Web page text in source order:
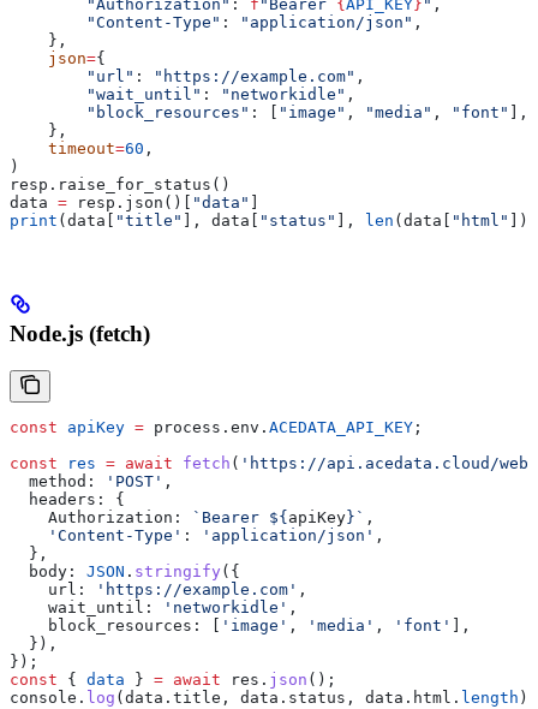
        "Authorization"
: f "Bearer {API_KEY} " ,
        "Content-Type"
: "application/json" ,
    },
    json
={
        "url"
: "https://example.com" ,
        "wait_until"
: "networkidle" ,
        "block_resources"
: [ "image" , "media" , "font" ],
    },
    timeout
=60 ,
)
resp.raise_for_status()
data = resp.json()[ "data" ]
print (data[ "title" ], data[ "status" ], len (data[ "html" ]))
Node.js (fetch)
const apiKey = process . env . ACEDATA_API_KEY ;
const res = await fetch ( 'https://api.acedata.cloud/
  method:
'POST' ,
  headers:
{
    Authorization:
`Bearer ${ apiKey} ` ,
    'Content-Type'
: 'application/json' ,
  },
  body:
JSON . stringify ({
    url:
'https://example.com' ,
    wait_until:
'networkidle' ,
    block_resources:
'image' , 'media' , 'font'
],
  }),
});
const { data } = await res . json ();
console . log ( data . title , data . status , data . html . length );